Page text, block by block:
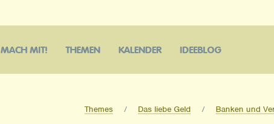
MACH MIT! THEMEN KALENDER IDEEBLOG
Themes Das liebe Geld Banken und